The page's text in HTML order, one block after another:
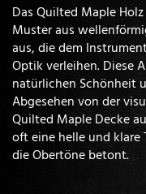
Das Quilted Maple
Muster aus
aus, die dem
Optik verleihen. Diese
natürlichen Schönheit
Abgesehen von der
Quilted Maple Decke
oft eine helle und
die Obertöne betont.